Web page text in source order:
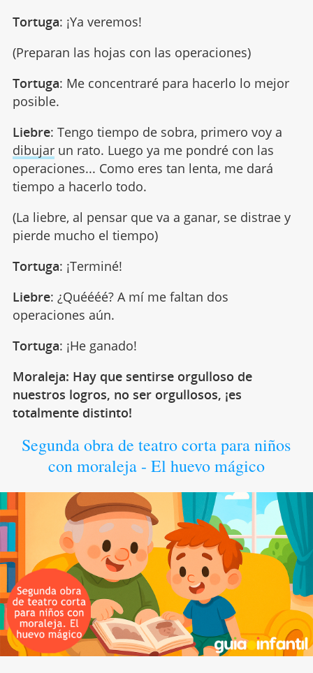
Tortuga: ¡Ya veremos!
(Preparan las hojas con las operaciones)
Tortuga: Me concentraré para hacerlo lo mejor
posible.
Liebre: Tengo tiempo de sobra, primero voy a
dibujarun rato. Luego ya me pondré con las
operaciones... Como eres tan lenta, me dará
tiempo a hacerlo todo.
(La liebre, al pensar que va a ganar, se distrae y
pierde mucho el tiempo)
Tortuga: ¡Terminé!
Liebre: ¿Quéééé? A mí me faltan dos
operaciones aún.
Tortuga: ¡He ganado!
Moraleja: Hay que sentirse orgulloso de
nuestros logros, no ser orgullosos, ¡es
totalmente distinto!
Segunda obra de teatro corta para niños
con moraleja - El huevo mágico